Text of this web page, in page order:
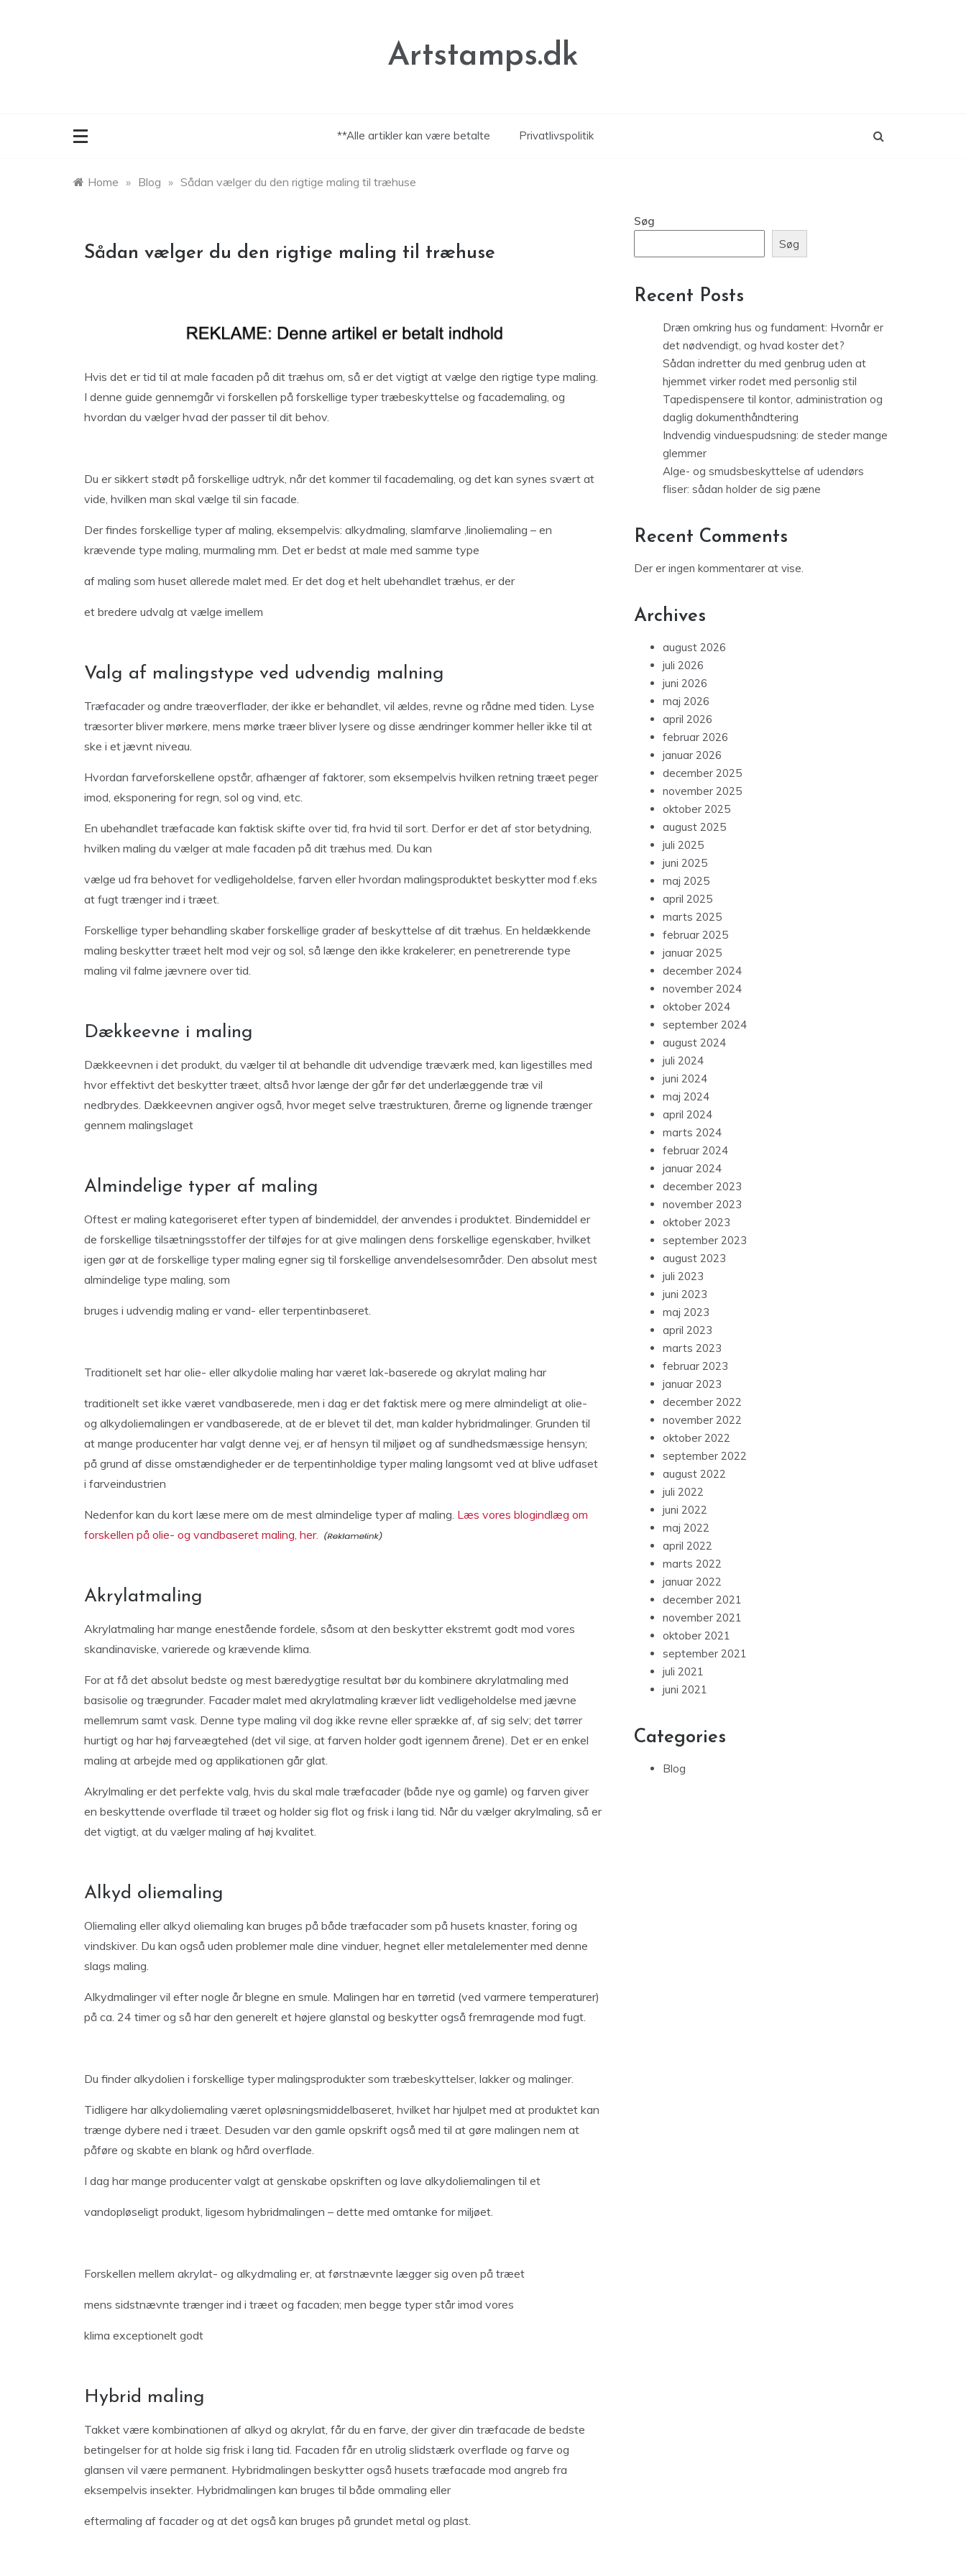
Artstamps.dk
**Alle artikler kan være betalte Privatlivspolitik
Home » Blog » Sådan vælger du den rigtige maling til træhuse
Sådan vælger du den rigtige maling til træhuse
Hvis det er tid til at male facaden på dit træhus om, så er det vigtigt at vælge den rigtige type maling.
I denne guide gennemgår vi forskellen på forskellige typer træbeskyttelse og facademaling, og
hvordan du vælger hvad der passer til dit behov.
Du er sikkert stødt på forskellige udtryk, når det kommer til facademaling, og det kan synes svært at
vide, hvilken man skal vælge til sin facade.
Der findes forskellige typer af maling, eksempelvis: alkydmaling, slamfarve ,linoliemaling – en
krævende type maling, murmaling mm. Det er bedst at male med samme type
af maling som huset allerede malet med. Er det dog et helt ubehandlet træhus, er der
et bredere udvalg at vælge imellem
Valg af malingstype ved udvendig malning
Træfacader og andre træoverflader, der ikke er behandlet, vil ældes, revne og rådne med tiden. Lyse
træsorter bliver mørkere, mens mørke træer bliver lysere og disse ændringer kommer heller ikke til at
ske i et jævnt niveau.
Hvordan farveforskellene opstår, afhænger af faktorer, som eksempelvis hvilken retning træet peger
imod, eksponering for regn, sol og vind, etc.
En ubehandlet træfacade kan faktisk skifte over tid, fra hvid til sort. Derfor er det af stor betydning,
hvilken maling du vælger at male facaden på dit træhus med. Du kan
vælge ud fra behovet for vedligeholdelse, farven eller hvordan malingsproduktet beskytter mod f.eks
at fugt trænger ind i træet.
Forskellige typer behandling skaber forskellige grader af beskyttelse af dit træhus. En heldækkende
maling beskytter træet helt mod vejr og sol, så længe den ikke krakelerer; en penetrerende type
maling vil falme jævnere over tid.
Dækkeevne i maling
Dækkeevnen i det produkt, du vælger til at behandle dit udvendige træværk med, kan ligestilles med
hvor effektivt det beskytter træet, altså hvor længe der går før det underlæggende træ vil
nedbrydes. Dækkeevnen angiver også, hvor meget selve træstrukturen, årerne og lignende trænger
gennem malingslaget
Almindelige typer af maling
Oftest er maling kategoriseret efter typen af ​​bindemiddel, der anvendes i produktet. Bindemiddel er
de forskellige tilsætningsstoffer der tilføjes for at give malingen dens forskellige egenskaber, hvilket
igen gør at de forskellige typer maling egner sig til forskellige anvendelsesområder. Den absolut mest
almindelige type maling, som
bruges i udvendig maling er vand- eller terpentinbaseret.
Traditionelt set har olie- eller alkydolie maling har været lak-baserede og akrylat maling har
traditionelt set ikke været vandbaserede, men i dag er det faktisk mere og mere almindeligt at olie-
og alkydoliemalingen er vandbaserede, at de er blevet til det, man kalder hybridmalinger. Grunden til
at mange producenter har valgt denne vej, er af hensyn til miljøet og af sundhedsmæssige hensyn;
på grund af disse omstændigheder er de terpentinholdige typer maling langsomt ved at blive udfaset
i farveindustrien
Nedenfor kan du kort læse mere om de mest almindelige typer af maling. Læs vores blogindlæg om
forskellen på olie- og vandbaseret maling, her.
Akrylatmaling
Akrylatmaling har mange enestående fordele, såsom at den beskytter ekstremt godt mod vores
skandinaviske, varierede og krævende klima.
For at få det absolut bedste og mest bæredygtige resultat bør du kombinere akrylatmaling med
basisolie og trægrunder. Facader malet med akrylatmaling kræver lidt vedligeholdelse med jævne
mellemrum samt vask. Denne type maling vil dog ikke revne eller sprække af, af sig selv; det tørrer
hurtigt og har høj farveægtehed (det vil sige, at farven holder godt igennem årene). Det er en enkel
maling at arbejde med og applikationen går glat.
Akrylmaling er det perfekte valg, hvis du skal male træfacader (både nye og gamle) og farven giver
en beskyttende overflade til træet og holder sig flot og frisk i lang tid. Når du vælger akrylmaling, så er
det vigtigt, at du vælger maling af høj kvalitet.
Alkyd oliemaling
Oliemaling eller alkyd oliemaling kan bruges på både træfacader som på husets knaster, foring og
vindskiver. Du kan også uden problemer male dine vinduer, hegnet eller metalelementer med denne
slags maling.
Alkydmalinger vil efter nogle år blegne en smule. Malingen har en tørretid (ved varmere temperaturer)
på ca. 24 timer og så har den generelt et højere glanstal og beskytter også fremragende mod fugt.
Du finder alkydolien i forskellige typer malingsprodukter som træbeskyttelser, lakker og malinger.
Tidligere har alkydoliemaling været opløsningsmiddelbaseret, hvilket har hjulpet med at produktet kan
trænge dybere ned i træet. Desuden var den gamle opskrift også med til at gøre malingen nem at
påføre og skabte en blank og hård overflade.
I dag har mange producenter valgt at genskabe opskriften og lave alkydoliemalingen til et
vandopløseligt produkt, ligesom hybridmalingen – dette med omtanke for miljøet.
Forskellen mellem akrylat- og alkydmaling er, at førstnævnte lægger sig oven på træet
mens sidstnævnte trænger ind i træet og facaden; men begge typer står imod vores
klima exceptionelt godt
Hybrid maling
Takket være kombinationen af ​​alkyd og akrylat, får du en farve, der giver din træfacade de bedste
betingelser for at holde sig frisk i lang tid. Facaden får en utrolig slidstærk overflade og farve og
glansen vil være permanent. Hybridmalingen beskytter også husets træfacade mod angreb fra
eksempelvis insekter. Hybridmalingen kan bruges til både ommaling eller
eftermaling af facader og at det også kan bruges på grundet metal og plast.
Søg
Søg
Recent Posts
Dræn omkring hus og fundament: Hvornår er
det nødvendigt, og hvad koster det?
Sådan indretter du med genbrug uden at
hjemmet virker rodet med personlig stil
Tapedispensere til kontor, administration og
daglig dokumenthåndtering
Indvendig vinduespudsning: de steder mange
glemmer
Alge- og smudsbeskyttelse af udendørs
fliser: sådan holder de sig pæne
Recent Comments
Der er ingen kommentarer at vise.
Archives
august 2026
juli 2026
juni 2026
maj 2026
april 2026
februar 2026
januar 2026
december 2025
november 2025
oktober 2025
august 2025
juli 2025
juni 2025
maj 2025
april 2025
marts 2025
februar 2025
januar 2025
december 2024
november 2024
oktober 2024
september 2024
august 2024
juli 2024
juni 2024
maj 2024
april 2024
marts 2024
februar 2024
januar 2024
december 2023
november 2023
oktober 2023
september 2023
august 2023
juli 2023
juni 2023
maj 2023
april 2023
marts 2023
februar 2023
januar 2023
december 2022
november 2022
oktober 2022
september 2022
august 2022
juli 2022
juni 2022
maj 2022
april 2022
marts 2022
januar 2022
december 2021
november 2021
oktober 2021
september 2021
juli 2021
juni 2021
Categories
Blog